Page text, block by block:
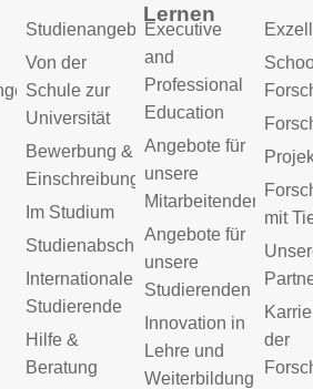
Studienangebot
Von der
Schule zur
Universität
Bewerbung &
Einschreibung
Im Studium
Studienabschluss
Internationale
Studierende
Hilfe &
Beratung
Lernen
Executive
and
Professional
Education
Angebote für
unsere
Mitarbeitenden
Angebote für
unsere
Studierenden
Innovation in
Lehre und
Weiterbildung
mit
der